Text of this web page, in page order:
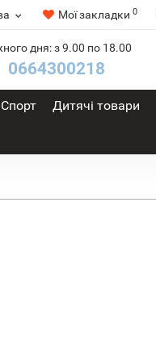
Мої закладки 0
дня: з 9.00 по 18.00
0664300218
Спорт Дитячі товари